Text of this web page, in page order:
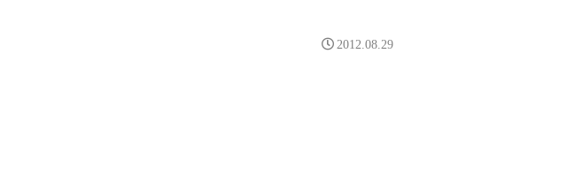
2012.08.29